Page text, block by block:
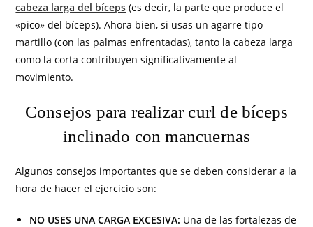
cabeza larga del bíceps (es decir, la parte que produce el
«pico» del bíceps). Ahora bien, si usas un agarre tipo
martillo (con las palmas enfrentadas), tanto la cabeza larga
como la corta contribuyen significativamente al
movimiento.
Consejos para realizar curl de bíceps
inclinado con mancuernas
Algunos consejos importantes que se deben considerar a la
hora de hacer el ejercicio son:
NO USES UNA CARGA EXCESIVA: Una de las fortalezas de